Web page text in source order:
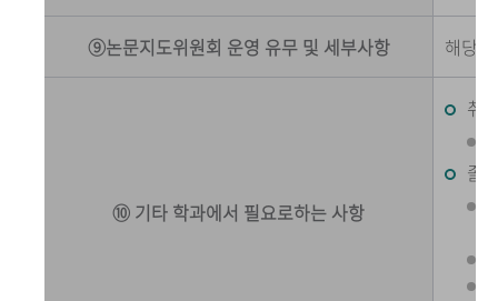
⑨논문지도위원회 운영 유무 및 세부사항 해당
⑩ 기타 학과에서 필요로하는 사항
취
졸